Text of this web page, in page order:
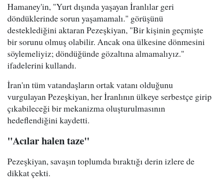
Hamaney'in, "Yurt dışında yaşayan İranlılar geri
döndüklerinde sorun yaşamamalı." görüşünü
desteklediğini aktaran Pezeşkiyan, "Bir kişinin geçmişte
bir sorunu olmuş olabilir. Ancak ona ülkesine dönmesini
söylemeliyiz; döndüğünde gözaltına almamalıyız."
ifadelerini kullandı.
İran'ın tüm vatandaşların ortak vatanı olduğunu
vurgulayan Pezeşkiyan, her İranlının ülkeye serbestçe girip
çıkabileceği bir mekanizma oluşturulmasının
hedeflendiğini kaydetti.
"Acılar halen taze"
Pezeşkiyan, savaşın toplumda bıraktığı derin izlere de
dikkat çekti.